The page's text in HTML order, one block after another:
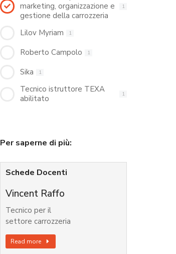
marketing, organizzazione e
gestione della carrozzeria
1
Lilov Myriam 1
Roberto Campolo 1
Sika 1
Tecnico istruttore TEXA
abilitato
1
Per saperne di più:
Schede Docenti
Vincent Raffo
Tecnico per il
settore carrozzeria
Read more